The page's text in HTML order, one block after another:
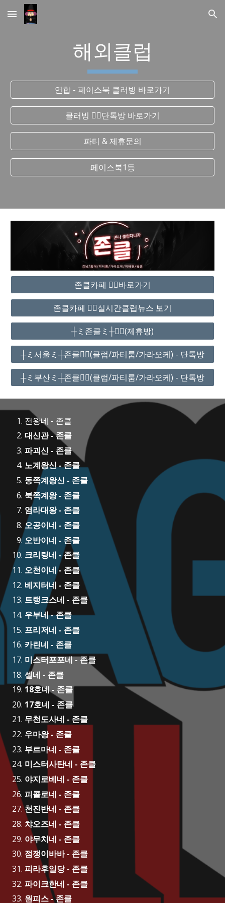
Skip to main content Skip to navigation
해외클럽
연합 - 페이스북 클러빙 바로가기
클러빙 ❤️‍🔥단톡방 바로가기
파티 & 제휴문의
페이스북1등
존클카페 ❤️‍🔥바로가기
존클카페 ❤️‍🔥실시간클럽뉴스 보기
┼ミ존클ミ┼❤️‍🔥(제휴방)
┼ミ서울ミ┼존클❤️‍🔥(클럽/파티룸/가라오케) - 단톡방
┼ミ부산ミ┼존클❤️‍🔥(클럽/파티룸/가라오케) - 단톡방
전왕네 - 존클
대신관 - 존클
파괴신 - 존클
노계왕신 - 존클
동쪽계왕신 - 존클
북쪽계왕 - 존클
염라대왕 - 존클
오공이네 - 존클
오반이네 - 존클
크리링네 - 존클
오천이네 - 존클
베지터네 - 존클
트랭크스네 - 존클
우부네 - 존클
프리저네 - 존클
카린네 - 존클
미스터포포네 - 존클
셀네 - 존클
18호네 - 존클
17호네 - 존클
무천도사네 - 존클
우마왕 - 존클
부르마네 - 존클
미스터사탄네 - 존클
야지로베네 - 존클
피콜로네 - 존클
천진반네 - 존클
챠오즈네 - 존클
야무치네 - 존클
점쟁이바바 - 존클
피라후일당 - 존클
파이크한네 - 존클
원피스 - 존클